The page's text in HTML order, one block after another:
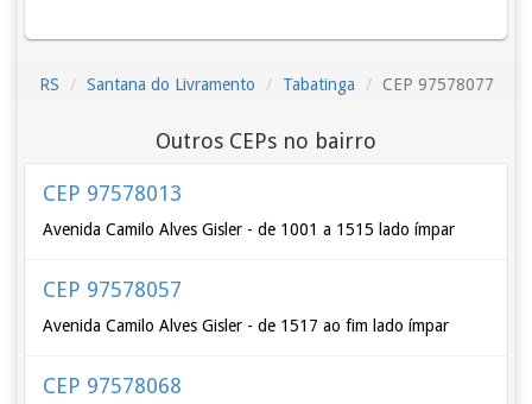
RS Santana do Livramento Tabatinga CEP 97578077
Outros CEPs no bairro
CEP 97578013
Avenida Camilo Alves Gisler - de 1001 a 1515 lado ímpar
CEP 97578057
Avenida Camilo Alves Gisler - de 1517 ao fim lado ímpar
CEP 97578068